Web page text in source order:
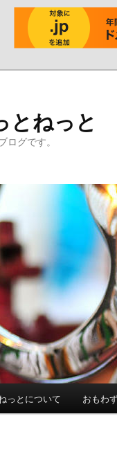
とねっと
グです。
っとについて おもわ